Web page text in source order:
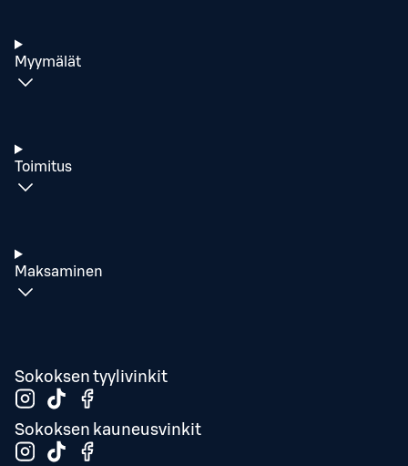
Myymälät
Toimitus
Maksaminen
Sokoksen tyylivinkit
Sokoksen kauneusvinkit